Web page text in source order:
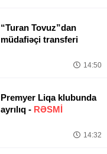
“Turan Tovuz”dan
müdafiəçi transferi
14:50
Premyer Liqa klubunda
ayrılıq - RƏSMİ
14:32